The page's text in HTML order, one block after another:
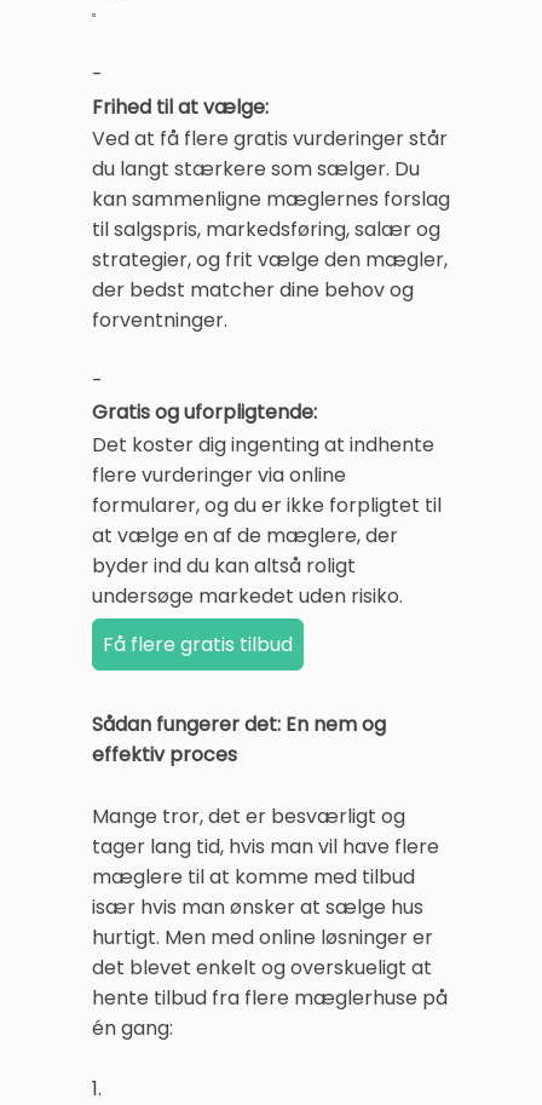
-
Frihed til at vælge:
Ved at få flere gratis vurderinger står
du langt stærkere som sælger. Du
kan sammenligne mæglernes forslag
til salgspris, markedsføring, salær og
strategier, og frit vælge den mægler,
der bedst matcher dine behov og
forventninger.
-
Gratis og uforpligtende:
Det koster dig ingenting at indhente
flere vurderinger via online
formularer, og du er ikke forpligtet til
at vælge en af de mæglere, der
byder ind du kan altså roligt
undersøge markedet uden risiko.
Sådan fungerer det: En nem og
effektiv proces
Mange tror, det er besværligt og
tager lang tid, hvis man vil have flere
mæglere til at komme med tilbud
især hvis man ønsker at sælge hus
hurtigt. Men med online løsninger er
det blevet enkelt og overskueligt at
hente tilbud fra flere mæglerhuse på
én gang:
1.